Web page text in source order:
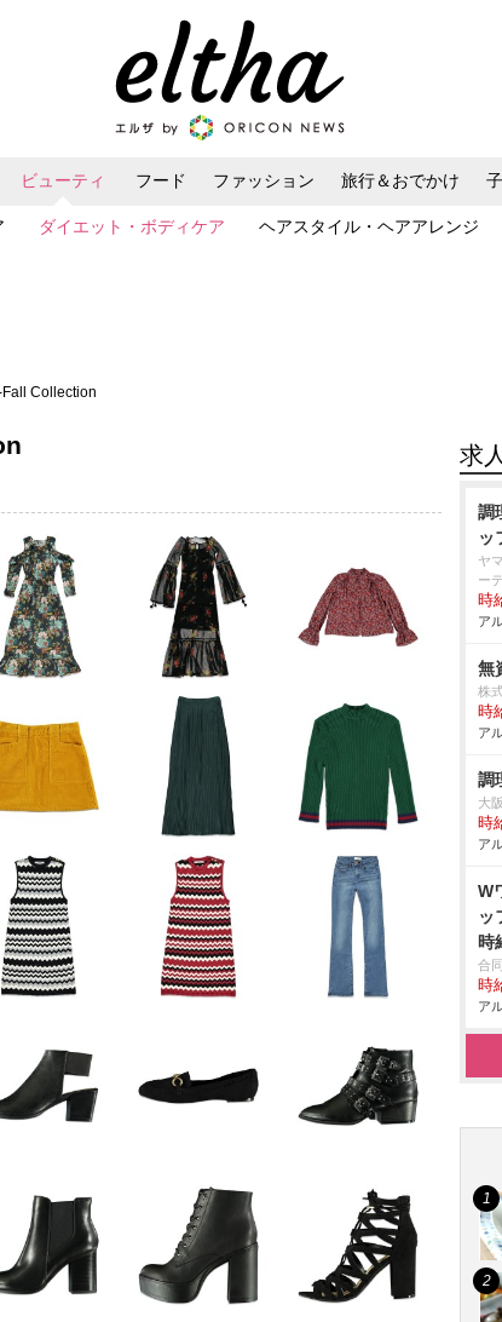
ビューティ
ダイエット・ボディケア ヘアスタイル・ヘアアレンジ
フード ファッション 旅行＆おでかけ
Fall Collection
求
調
ッ
ヤ
ー
時
ア
無
株
時
ア
調
大
時
ア
W
ッ
時
合
時
ア